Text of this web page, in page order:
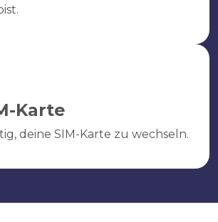
Karte
deine SIM-Karte zu wechseln.